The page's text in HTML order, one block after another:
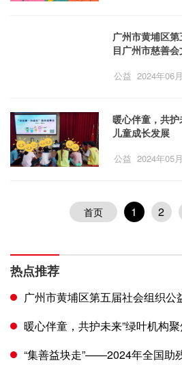
广州市黄埔区
目广州市慈善
公益 2024年06
暖心伴童，共
儿童成长发展
公益 2024年05
首页 1 2
热点推荐
广州市黄埔区第五届社会组织
暖心伴童，共护未来”绿叶机构
“集善益块走”——2024年全国助